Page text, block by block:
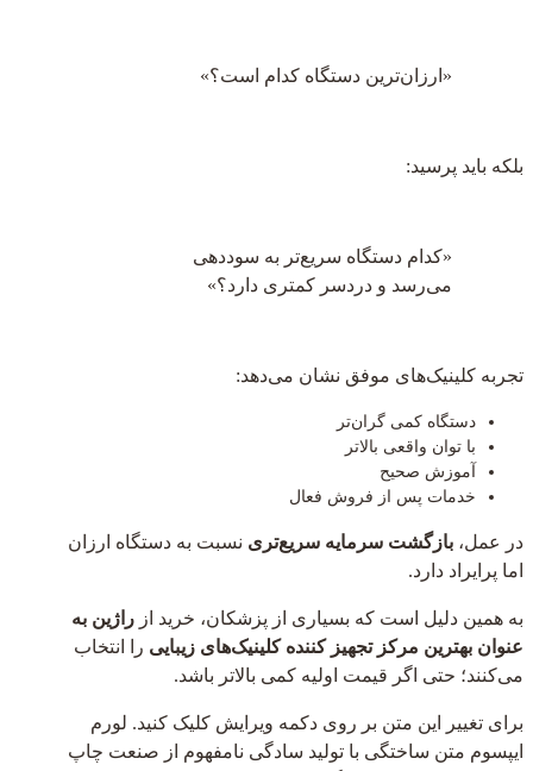
«ارزان‌ترین دستگاه کدام است؟»
بلکه باید پرسید:
«کدام دستگاه سریع‌تر به سوددهی
می‌رسد و دردسر کمتری دارد؟»
تجربه کلینیک‌های موفق نشان می‌دهد:
دستگاه کمی گران‌تر
با توان واقعی بالاتر
آموزش صحیح
خدمات پس از فروش فعال
در عمل، بازگشت سرمایه سریع‌تری نسبت به دستگاه ارزان
اما پرایراد دارد.
به همین دلیل است که بسیاری از پزشکان، خرید از راژین به
عنوان بهترین مرکز تجهیز کننده کلینیک‌های زیبایی را انتخاب
می‌کنند؛ حتی اگر قیمت اولیه کمی بالاتر باشد.
برای تغییر این متن بر روی دکمه ویرایش کلیک کنید. لورم
ایپسوم متن ساختگی با تولید سادگی نامفهوم از صنعت چاپ